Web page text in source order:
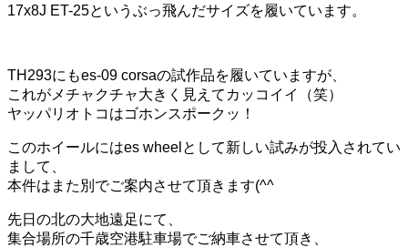
17x8J ET-25というぶっ飛んだサイズを履いています。
TH293にもes-09 corsaの試作品を履いていますが、
これがメチャクチャ大きく見えてカッコイイ（笑）
ヤッパリオトコはゴホンスポークッ！
このホイールにはes wheelとして新しい試みが投入されてい
まして、
本件はまた別でご案内させて頂きます(^^ゞ
先日の北の大地遠足にて、
集合場所の千歳空港駐車場でご納車させて頂き、